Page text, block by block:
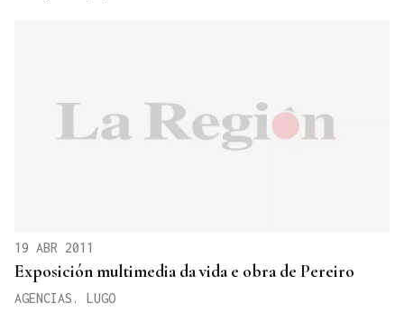
19 ABR 2011
Exposición multimedia da vida e obra de Pereiro
AGENCIAS. LUGO